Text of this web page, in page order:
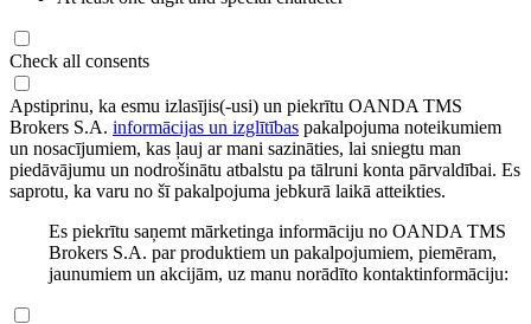
Check all consents
Apstiprinu, ka esmu izlasījis(-usi) un piekrītu OANDA TMS
Brokers S.A. informācijas un izglītības pakalpojuma noteikumiem
un nosacījumiem, kas ļauj ar mani sazināties, lai sniegtu man
piedāvājumu un nodrošinātu atbalstu pa tālruni konta pārvaldībai. Es
saprotu, ka varu no šī pakalpojuma jebkurā laikā atteikties.
Es piekrītu saņemt mārketinga informāciju no OANDA TMS
Brokers S.A. par produktiem un pakalpojumiem, piemēram,
jaunumiem un akcijām, uz manu norādīto kontaktinformāciju: